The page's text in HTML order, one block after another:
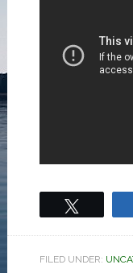
FILED UNDER: